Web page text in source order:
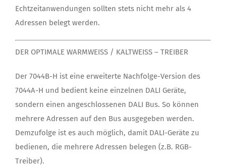
Echtzeitanwendungen sollten stets nicht mehr als 4
Adressen belegt werden.
DER OPTIMALE WARMWEISS / KALTWEISS – TREIBER
Der 7044B-H ist eine erweiterte Nachfolge-Version des
7044A-H und bedient keine einzelnen DALI Geräte,
sondern einen angeschlossenen DALI Bus. So können
mehrere Adressen auf den Bus ausgegeben werden.
Demzufolge ist es auch möglich, damit DALI-Geräte zu
bedienen, die mehrere Adressen belegen (z.B. RGB-
Treiber).